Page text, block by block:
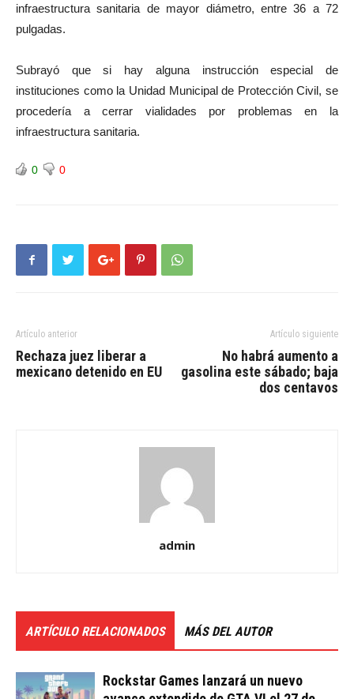
infraestructura sanitaria de mayor diámetro, entre 36 a 72
pulgadas.
Subrayó que si hay alguna instrucción especial de
instituciones como la Unidad Municipal de Protección Civil, se
procedería a cerrar vialidades por problemas en la
infraestructura sanitaria.
0 0
Artículo anterior
Rechaza juez liberar a
mexicano detenido en EU
Artículo siguiente
No habrá aumento a
gasolina este sábado; baja
dos centavos
admin
ARTÍCULO RELACIONADOS MÁS DEL AUTOR
Rockstar Games lanzará un nuevo